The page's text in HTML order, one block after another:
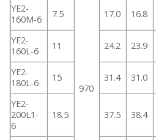
YE2-
160M-6
7.5
970
17.0 16.8
YE2-
160L-6
11 24.2 23.9
YE2-
180L-6
15 31.4 31.0
YE2-
200L1-
6
18.5 37.5 38.4